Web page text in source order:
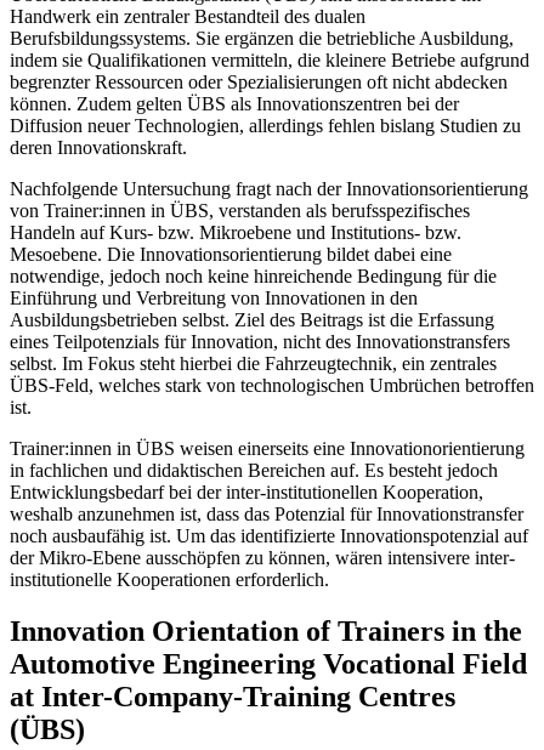
Handwerk ein zentraler Bestandteil des dualen
Berufsbildungssystems. Sie ergänzen die betriebliche Ausbildung,
indem sie Qualifikationen vermitteln, die kleinere Betriebe aufgrund
begrenzter Ressourcen oder Spezialisierungen oft nicht abdecken
können. Zudem gelten ÜBS als Innovationszentren bei der
Diffusion neuer Technologien, allerdings fehlen bislang Studien zu
deren Innovationskraft.
Nachfolgende Untersuchung fragt nach der Innovationsorientierung
von Trainer:innen in ÜBS, verstanden als berufsspezifisches
Handeln auf Kurs- bzw. Mikroebene und Institutions- bzw.
Mesoebene. Die Innovationsorientierung bildet dabei eine
notwendige, jedoch noch keine hinreichende Bedingung für die
Einführung und Verbreitung von Innovationen in den
Ausbildungsbetrieben selbst. Ziel des Beitrags ist die Erfassung
eines Teilpotenzials für Innovation, nicht des Innovationstransfers
selbst. Im Fokus steht hierbei die Fahrzeugtechnik, ein zentrales
ÜBS-Feld, welches stark von technologischen Umbrüchen betroffen
ist.
Trainer:innen in ÜBS weisen einerseits eine Innovationorientierung
in fachlichen und didaktischen Bereichen auf. Es besteht jedoch
Entwicklungsbedarf bei der inter-institutionellen Kooperation,
weshalb anzunehmen ist, dass das Potenzial für Innovationstransfer
noch ausbaufähig ist. Um das identifizierte Innovationspotenzial auf
der Mikro-Ebene ausschöpfen zu können, wären intensivere inter-
institutionelle Kooperationen erforderlich.
Innovation Orientation of Trainers in the
Automotive Engineering Vocational Field
at Inter-Company-Training Centres
(ÜBS)